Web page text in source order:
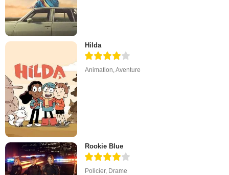
Hilda
Animation ,Aventure
Rookie Blue
Policier, Drame